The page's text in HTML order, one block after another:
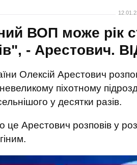
ВОП може рік
- Арестович.
Олексій Арестович
піхотному
у десятки разів.
це Арестович розповів у